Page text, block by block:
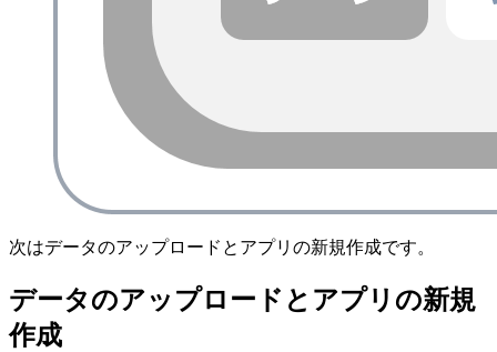
次はデータのアップロードとアプリの新規作成です。
データのアップロードとアプリの新規
作成